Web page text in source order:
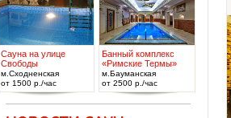
Сауна на улице
Свободы
м.Сходненская
от 1500 р./час
Банный комплекс
«Римские Термы»
м.Бауманская
от 2500 р./час